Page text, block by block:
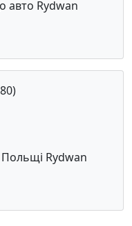
авто Rydwan
Польщі Rydwan